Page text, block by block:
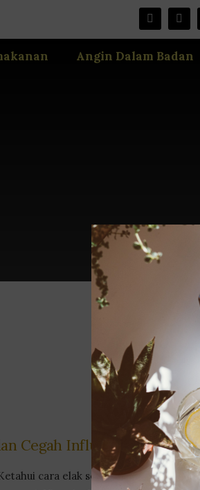
Angin Dalam Badan
Cegah Influenza
cara elak seluruh keluarga